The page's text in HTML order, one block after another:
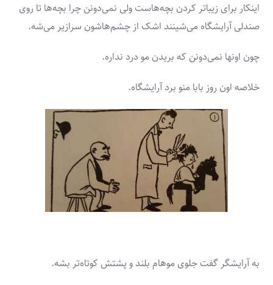
اینکار برای زیباتر کردن بچه‌­هاست ولی نمی‌دونن چرا بچه‌­ها تا روی
صندلی آرایشگاه می‌­شینند اشک از چشم‌­هاشون سرازیر می‌­شه.
چون اون­ها نمی‌­دونن که بریدن مو درد نداره.
خلاصه اون روز بابا منو برد آرایشگاه.
به آرایشگر گفت جلوی موهام بلند و پشتش کوتاه‌تر بشه.